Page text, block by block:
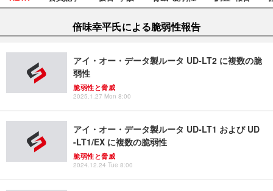
倍味幸平氏による脆弱性報告
アイ・オー・データ製ルータ UD-LT2 に複数の脆
弱性
脆弱性と脅威
2025.1.27 Mon 8:00
アイ・オー・データ製ルータ UD-LT1 および UD
-LT1/EX に複数の脆弱性
脆弱性と脅威
2024.12.24 Tue 8:00